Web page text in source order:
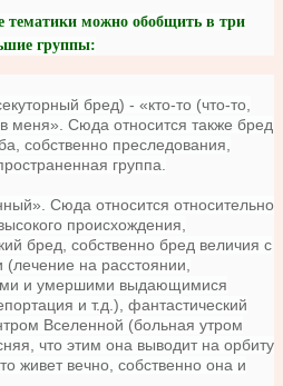
тематики можно обобщить в три
группы:
бред) - «кто-то (что-то,
меня». Сюда относится также бред
собственно преследования,
группа.
Сюда относится относительно
происхождения,
бред, собственно бред величия с
на расстоянии,
и умершими выдающимися
и т.д.), фантастический
Вселенной (больная утром
что этим она выводит на орбиту
живет вечно, собственно она и